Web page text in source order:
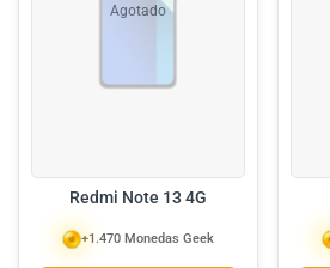
Agotado
Redmi Note 13 4G
+1.470 Monedas Geek